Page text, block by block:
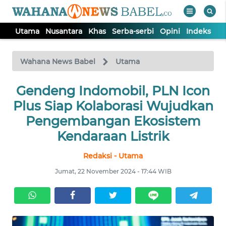
Utama Nusantara Khas Serba-serbi Opini Indeks
Wahana News Babel Utama
Gendeng Indomobil, PLN Icon
Plus Siap Kolaborasi Wujudkan
Pengembangan Ekosistem
Kendaraan Listrik
Redaksi - Utama
Jumat, 22 November 2024 - 17:44 WIB
TV
Tutup
UTAMA
NUSANTARA
SERBI
OPINI